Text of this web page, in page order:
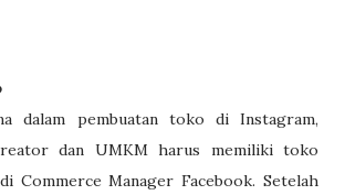
dalam pembuatan toko di Instagram,
dan UMKM harus memiliki toko
Commerce Manager Facebook. Setelah